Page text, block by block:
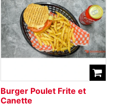
Burger Poulet Frite et
Canette